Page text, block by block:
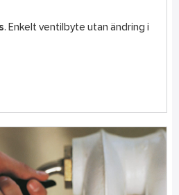
. Enkelt ventilbyte utan ändring i